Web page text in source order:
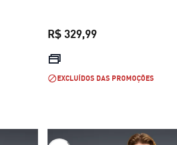
R$ 329,99
EXCLUÍDOS DAS PROMOÇÕES